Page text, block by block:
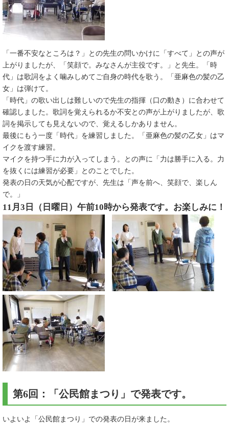
「一番不安なところは？」との先生の問いかけに「すべて」との声が
上がりましたが、「笑顔で。みなさんが主役です。」と先生。「時
代」は歌詞をよく噛みしめてご自身の時代を歌う。「亜麻色の髪の乙
女」は弾けて。
「時代」の歌い出しは難しいので先生の指揮（口の動き）に合わせて
確認しました。歌詞を覚えられるか不安との声が上がりましたが、歌
詞を掲示しても見えないので、覚えるしかありません。​
最後にもう一度「時代」を練習しました。「亜麻色の髪の乙女」はマ
イクを渡す練習。
マイクを持つ手に力が入ってしまう。との声に「力は勝手に入る。力
を抜くには練習が必要」とのことでした。
発表の日の天気が心配ですが、先生は「声を前へ、笑顔で、楽しん
で。​」
11月3日（日曜日）午前10時から発表です。お楽しみに！
第6回：「公民館まつり」で発表です。
いよいよ「公民館まつり」での発表の日が来ました。